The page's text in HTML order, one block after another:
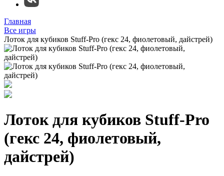
Главная
Все игры
Лоток для кубиков Stuff-Pro (гекс 24, фиолетовый, дайстрей)
Лоток для кубиков Stuff-Pro
(гекс 24, фиолетовый,
дайстрей)